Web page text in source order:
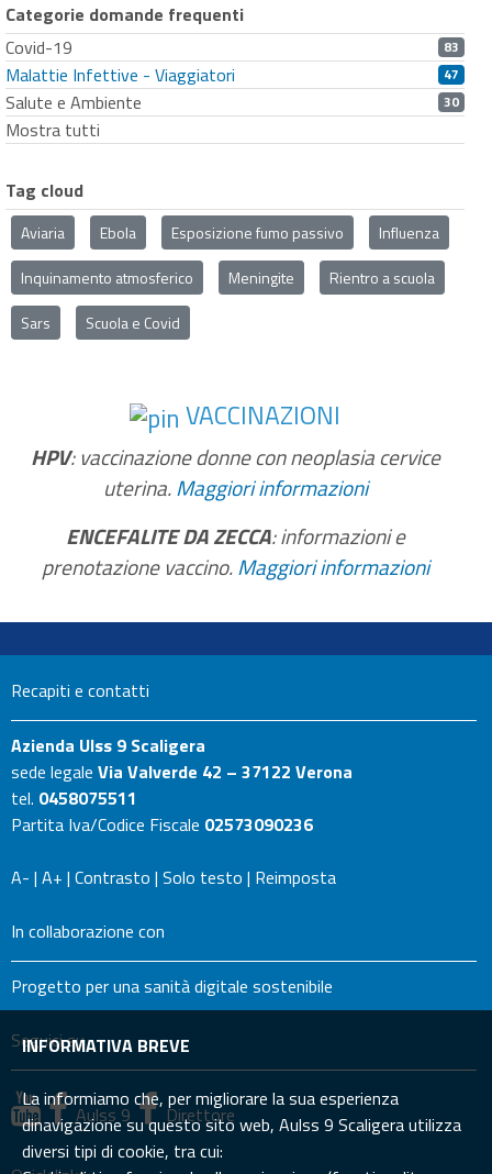
Categorie domande frequenti
Covid-19
83
Malattie Infettive - Viaggiatori 47
Salute e Ambiente 30
Mostra tutti
Tag cloud
Aviaria Ebola Esposizione fumo passivo
Influenza
Inquinamento atmosferico
Meningite
Rientro a scuola
Sars
Scuola e Covid
VACCINAZIONI
HPV: vaccinazione donne con neoplasia cervice
uterina.Maggiori informazioni
ENCEFALITE DA ZECCA: informazioni e
prenotazione vaccino.Maggiori informazioni
Recapiti e contatti
Azienda Ulss 9 Scaligera
sede legale Via Valverde 42 – 37122 Verona
tel. 0458075511
Partita Iva/Codice Fiscale 02573090236
A- | A+ | Contrasto | Solo testo | Reimposta
In collaborazione con
Progetto per una sanità digitale sostenibile
Seguici su
Aulss 9 Direttore
INFORMATIVA BREVE
La informiamo che, per migliorare la sua esperienza
dinavigazione su questo sito web, Aulss 9 Scaligera utilizza
diversi tipi di cookie, tra cui: